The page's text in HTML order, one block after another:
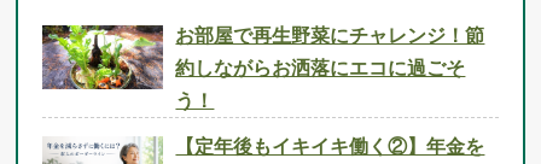
お部屋で再生野菜にチャレンジ！節
約しながらお洒落にエコに過ごそ
う！
【定年後もイキイキ働く②】年金を